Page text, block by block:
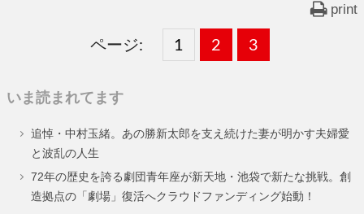
print
ページ:
固
ー
ジ
1 ,
固
ー
ジ
2 ,
固
ー
ジ
3
いま読まれてます
追悼・中村玉緒。あの勝新太郎を支え続けた妻が明かす夫婦愛
と波乱の人生
72年の歴史を誇る劇団青年座が新天地・池袋で新たな挑戦。創
造拠点の「劇場」復活へクラウドファンディング始動！